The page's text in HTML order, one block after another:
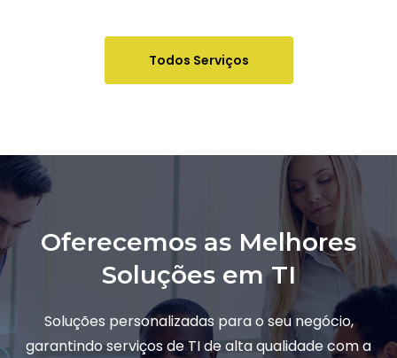
Todos Serviços
Oferecemos as Melhores
Soluções em TI
Soluções personalizadas para o seu negócio,
garantindo serviços de TI de alta qualidade com a